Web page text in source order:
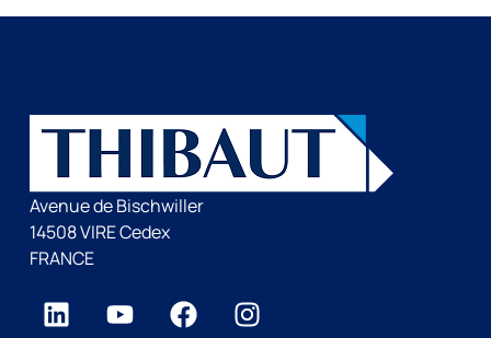
Avenue de Bischwiller
14508 VIRE Cedex
FRANCE